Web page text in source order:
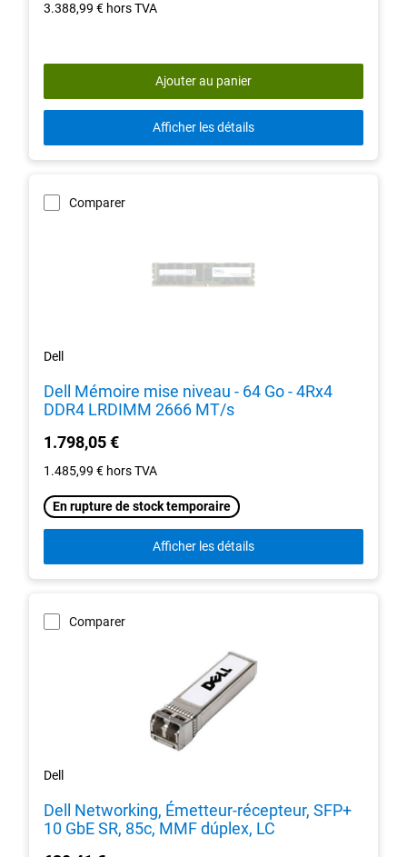
3.388,99 € hors TVA
Ajouter au panier
Afficher les détails
Comparer
Dell
Dell Mémoire mise niveau - 64 Go - 4Rx4
DDR4 LRDIMM 2666 MT/s
1.798,05 €
1.485,99 € hors TVA
En rupture de stock temporaire
Afficher les détails
Comparer
Dell
Dell Networking, Émetteur-récepteur, SFP+
10 GbE SR, 85c, MMF dúplex, LC